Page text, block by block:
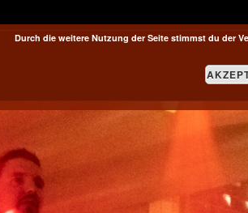
Durch die weitere Nutzung der Seite stimmst du der